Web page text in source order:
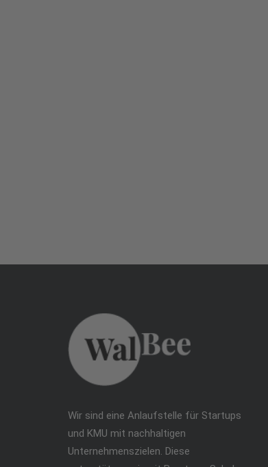
Wir sind eine Anlaufstelle für Startups
und KMU mit nachhaltigen
Unternehmenszielen. Diese